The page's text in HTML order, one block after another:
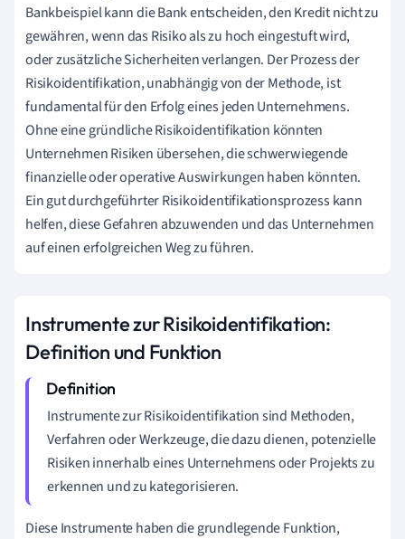
Bankbeispiel kann die Bank entscheiden, den Kredit nicht zu
gewähren, wenn das Risiko als zu hoch eingestuft wird,
oder zusätzliche Sicherheiten verlangen. Der Prozess der
Risikoidentifikation, unabhängig von der Methode, ist
fundamental für den Erfolg eines jeden Unternehmens.
Ohne eine gründliche Risikoidentifikation könnten
Unternehmen Risiken übersehen, die schwerwiegende
finanzielle oder operative Auswirkungen haben könnten.
Ein gut durchgeführter Risikoidentifikationsprozess kann
helfen, diese Gefahren abzuwenden und das Unternehmen
auf einen erfolgreichen Weg zu führen.
Instrumente zur Risikoidentifikation:
Definition und Funktion
Instrumente zur Risikoidentifikation sind Methoden,
Verfahren oder Werkzeuge, die dazu dienen, potenzielle
Risiken innerhalb eines Unternehmens oder Projekts zu
erkennen und zu kategorisieren.
Diese Instrumente haben die grundlegende Funktion,